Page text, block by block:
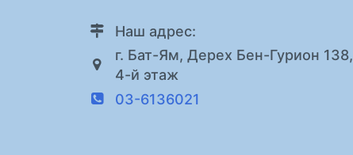
Наш адрес:
г. Бат-Ям, Дерех Бен-Гурион 138,
4-й этаж
03-6136021